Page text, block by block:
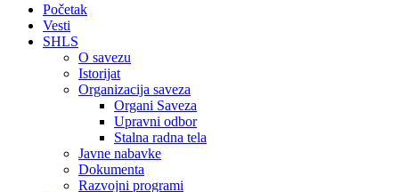
Početak
Vesti
SHLS
O savezu
Istorijat
Organizacija saveza
Organi Saveza
Upravni odbor
Stalna radna tela
Javne nabavke
Dokumenta
Razvojni programi